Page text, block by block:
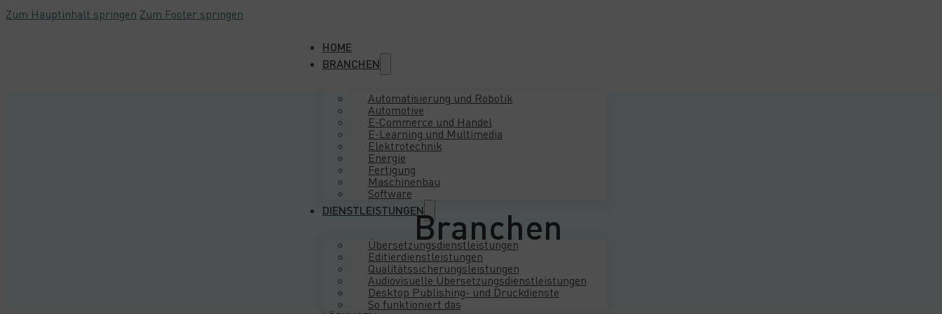
Zum Hauptinhalt springen Zum Footer springen
HOME
BRANCHEN
Automatisierung und Robotik
Automotive
E-Commerce und Handel
E-Learning und Multimedia
Elektrotechnik
Energie
Fertigung
Maschinenbau
Software
DIENSTLEISTUNGEN
Übersetzungsdienstleistungen
Editierdienstleistungen
Qualitätssicherungsleistungen
Audiovisuelle Übersetzungsdienstleistungen
Desktop Publishing- und Druckdienste
So funktioniert das
Branchen